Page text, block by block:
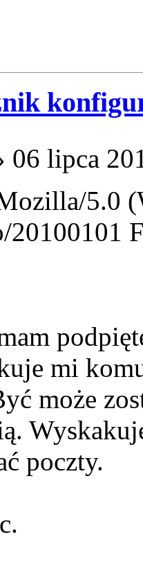
06 lipca
5.0
20100101
mi
może
poczty.